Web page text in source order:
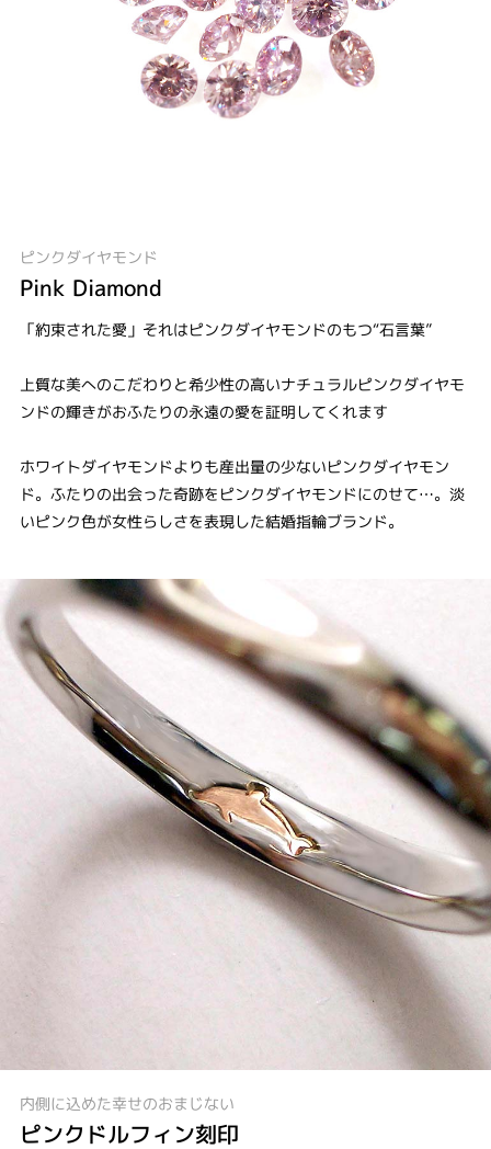
ピンクダイヤモンド
Pink Diamond
「約束された愛」それはピンクダイヤモンドのもつ“石言葉”
上質な美へのこだわりと希少性の高いナチュラルピンクダイヤモ
ンドの輝きがおふたりの永遠の愛を証明してくれます
ホワイトダイヤモンドよりも産出量の少ないピンクダイヤモン
ド。ふたりの出会った奇跡をピンクダイヤモンドにのせて…。淡
いピンク色が女性らしさを表現した結婚指輪ブランド。
内側に込めた幸せのおまじない
ピンクドルフィン刻印